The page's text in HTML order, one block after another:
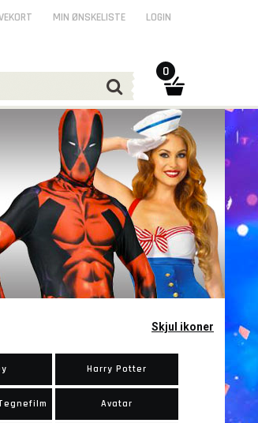
Skjul ikoner
Harry Potter
Avatar
MIN ØNSKELISTE LOGIN
0